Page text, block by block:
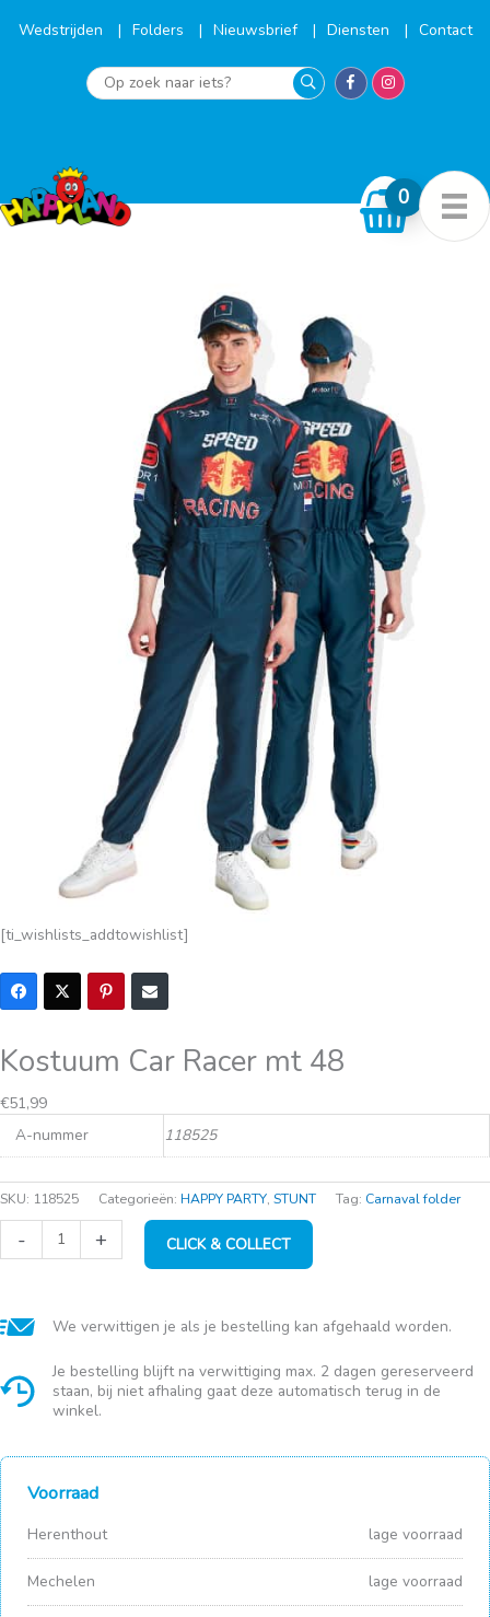
naarWedstrijden Folders Nieuwsbrief Diensten Contact
Op
[ti_wishlists_addtowishlist]
Kostuum Car Racer mt 48
€51,99
A-nummer
118525
SKU: 118525 Categorieën: HAPPY PARTY, STUNT Tag: Carnaval folder
-
Kostuum
Car
aantal
+ CLICK & COLLECT
We verwittigen je als je bestelling kan afgehaald worden.
Je bestelling blijft na verwittiging max. 2 dagen gereserveerd
staan, bij niet afhaling gaat deze automatisch terug in de
winkel.
Voorraad
Herenthout lage voorraad
Mechelen lage voorraad